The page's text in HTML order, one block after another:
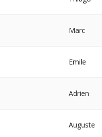
Marc
Emile
Adrien
Auguste